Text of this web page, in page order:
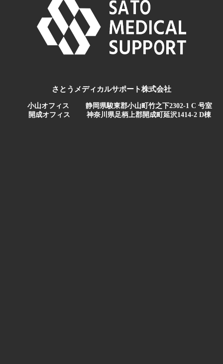
さとうメディカルサポート株式会社
小山オフィス
静岡県駿東郡小山町竹之下2302-1 C 号室
開成オフィス
神奈川県足柄上郡開成町延沢1414-2 D棟